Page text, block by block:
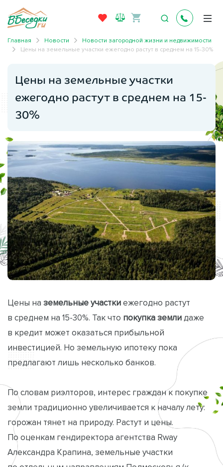
Главная Новости
Новости загородной жизни и недвижимости
Цены на земельные участки ежегодно растут в среднем на 15-30%
Цены на земельные участки
ежегодно растут в среднем на 15-
30%
Цены на земельные участки ежегодно растут
в среднем на 15-30%. Так что покупка земли даже
в кредит может оказаться прибыльной
инвестицией. Но земельную ипотеку пока
предлагают лишь несколько банков.
По словам риэлторов, интерес граждан к покупке
земли традиционно увеличивается к началу лету:
горожан тянет на природу. Растут и цены.
По оценкам гендиректора агентства Rway
Александра Крапина, земельные участки